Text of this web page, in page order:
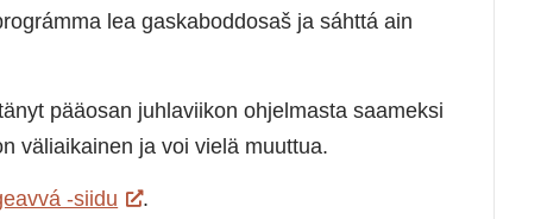
lea gaskaboddosaš ja sáhttá ain
pääosan juhlaviikon ohjelmasta saameksi
väliaikainen ja voi vielä muuttua.
-siidu .